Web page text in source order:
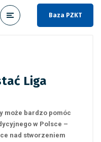
Baza PZKT
Liga
może bardzo pomóc
w Polsce –
nad stworzeniem